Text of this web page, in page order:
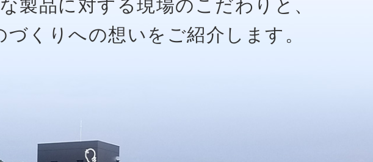
製品に対する現場のこだわりと、
づくりへの想いをご紹介します。